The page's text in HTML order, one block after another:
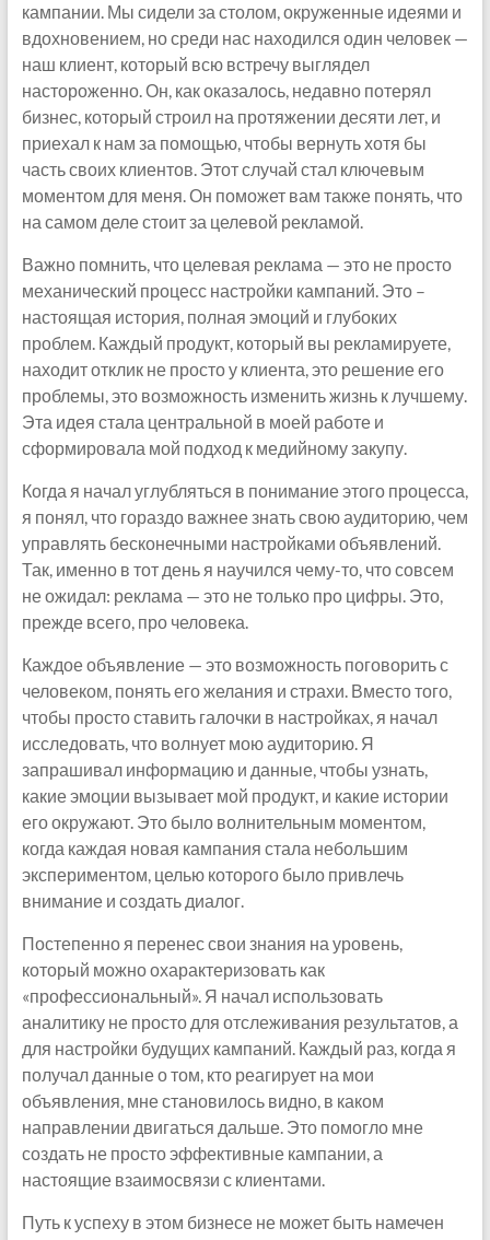
кампании. Мы сидели за столом, окруженные идеями и
вдохновением, но среди нас находился один человек —
наш клиент, который всю встречу выглядел
настороженно. Он, как оказалось, недавно потерял
бизнес, который строил на протяжении десяти лет, и
приехал к нам за помощью, чтобы вернуть хотя бы
часть своих клиентов. Этот случай стал ключевым
моментом для меня. Он поможет вам также понять, что
на самом деле стоит за целевой рекламой.
Важно помнить, что целевая реклама — это не просто
механический процесс настройки кампаний. Это –
настоящая история, полная эмоций и глубоких
проблем. Каждый продукт, который вы рекламируете,
находит отклик не просто у клиента, это решение его
проблемы, это возможность изменить жизнь к лучшему.
Эта идея стала центральной в моей работе и
сформировала мой подход к медийному закупу.
Когда я начал углубляться в понимание этого процесса,
я понял, что гораздо важнее знать свою аудиторию, чем
управлять бесконечными настройками объявлений.
Так, именно в тот день я научился чему-то, что совсем
не ожидал: реклама — это не только про цифры. Это,
прежде всего, про человека.
Каждое объявление — это возможность поговорить с
человеком, понять его желания и страхи. Вместо того,
чтобы просто ставить галочки в настройках, я начал
исследовать, что волнует мою аудиторию. Я
запрашивал информацию и данные, чтобы узнать,
какие эмоции вызывает мой продукт, и какие истории
его окружают. Это было волнительным моментом,
когда каждая новая кампания стала небольшим
экспериментом, целью которого было привлечь
внимание и создать диалог.
Постепенно я перенес свои знания на уровень,
который можно охарактеризовать как
«профессиональный». Я начал использовать
аналитику не просто для отслеживания результатов, а
для настройки будущих кампаний. Каждый раз, когда я
получал данные о том, кто реагирует на мои
объявления, мне становилось видно, в каком
направлении двигаться дальше. Это помогло мне
создать не просто эффективные кампании, а
настоящие взаимосвязи с клиентами.
Путь к успеху в этом бизнесе не может быть намечен